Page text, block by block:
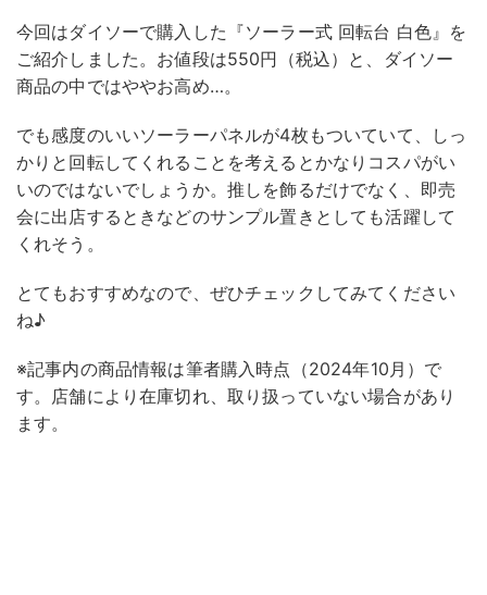
今回はダイソーで購入した『ソーラー式 回転台 白色』を
ご紹介しました。お値段は550円（税込）と、ダイソー
商品の中ではややお高め…。
でも感度のいいソーラーパネルが4枚もついていて、しっ
かりと回転してくれることを考えるとかなりコスパがい
いのではないでしょうか。推しを飾るだけでなく、即売
会に出店するときなどのサンプル置きとしても活躍して
くれそう。
とてもおすすめなので、ぜひチェックしてみてください
ね♪
※記事内の商品情報は筆者購入時点（2024年10月）で
す。店舗により在庫切れ、取り扱っていない場合があり
ます。